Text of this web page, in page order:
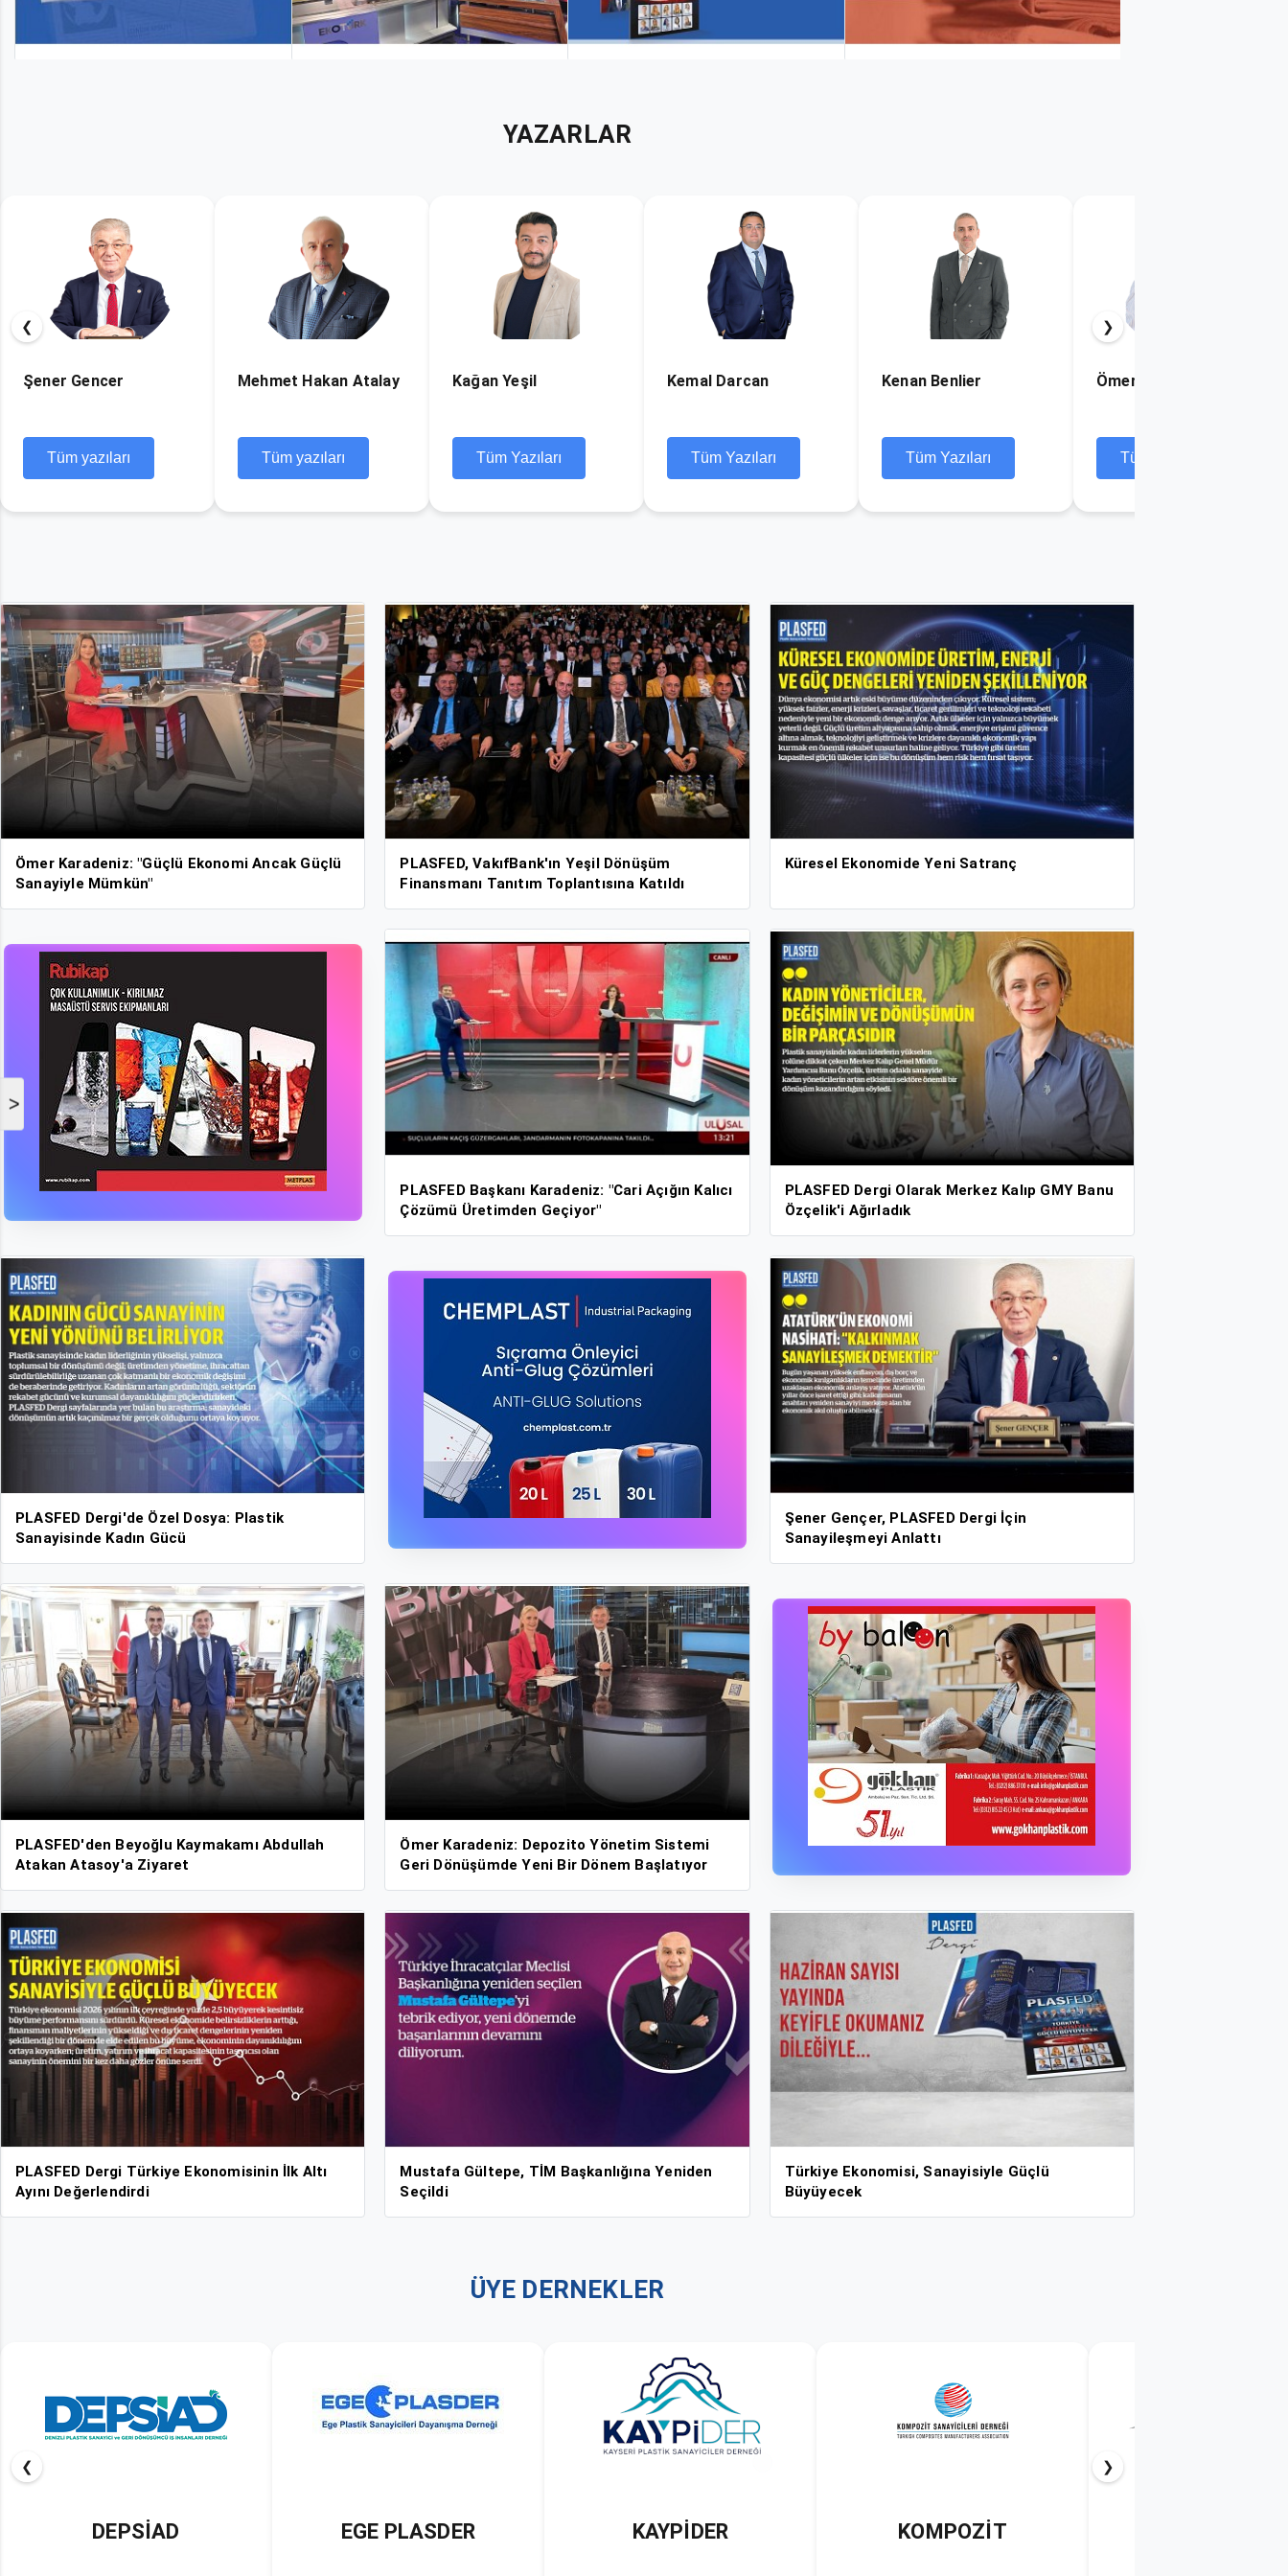
>
YAZARLAR
Mehmet Hakan Atalay
Tüm yazıları
Kağan Yeşil
Tüm Yazıları
Kemal Darcan
Tüm Yazıları
Kenan Benlier
Tüm Yazıları
Ömer Özkul
Tüm Yazıları
Selçuk Gülsün
Tüm Yazıları
❮ ❯
Ömer Karadeniz: "Güçlü Ekonomi Ancak Güçlü
Sanayiyle Mümkün"
PLASFED, VakıfBank'ın Yeşil Dönüşüm
Finansmanı Tanıtım Toplantısına Katıldı
Küresel Ekonomide Yeni Satranç
PLASFED Başkanı Karadeniz: "Cari Açığın Kalıcı
Çözümü Üretimden Geçiyor"
PLASFED Dergi Olarak Merkez Kalıp GMY Banu
Özçelik'i Ağırladık
PLASFED Dergi'de Özel Dosya: Plastik
Sanayisinde Kadın Gücü
Şener Gençer, PLASFED Dergi İçin
Sanayileşmeyi Anlattı
PLASFED'den Beyoğlu Kaymakamı Abdullah
Atakan Atasoy'a Ziyaret
Ömer Karadeniz: Depozito Yönetim Sistemi
Geri Dönüşümde Yeni Bir Dönem Başlatıyor
PLASFED Dergi Türkiye Ekonomisinin İlk Altı
Ayını Değerlendirdi
Mustafa Gültepe, TİM Başkanlığına Yeniden
Seçildi
Türkiye Ekonomisi, Sanayisiyle Güçlü
Büyüyecek
ÜYE DERNEKLER
EGE PLASDER KAYPİDER KOMPOZİT PAGDER
❮ ❯